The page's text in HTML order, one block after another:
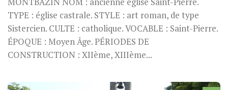
TYPE : église castrale. STYLE : art roman, de type
Sistercien. CULTE : catholique. VOCABLE : Saint-Pierre.
ÉPOQUE : Moyen Âge. PÉRIODES DE
CONSTRUCTION : XIIème, XIIIème...